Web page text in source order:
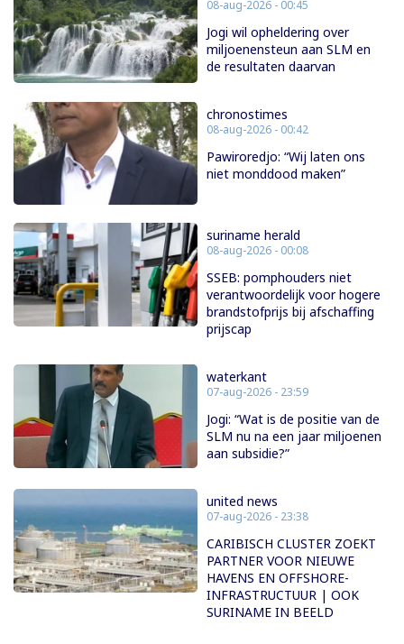
08-aug-2026 - 00:45
Jogi wil opheldering over
miljoenensteun aan SLM en
de resultaten daarvan
chronostimes
08-aug-2026 - 00:42
Pawiroredjo: “Wij laten ons
niet monddood maken”
suriname herald
08-aug-2026 - 00:08
SSEB: pomphouders niet
verantwoordelijk voor hogere
brandstofprijs bij afschaffing
prijscap
waterkant
07-aug-2026 - 23:59
Jogi: “Wat is de positie van de
SLM nu na een jaar miljoenen
aan subsidie?”
united news
07-aug-2026 - 23:38
CARIBISCH CLUSTER ZOEKT
PARTNER VOOR NIEUWE
HAVENS EN OFFSHORE-
INFRASTRUCTUUR | OOK
SURINAME IN BEELD